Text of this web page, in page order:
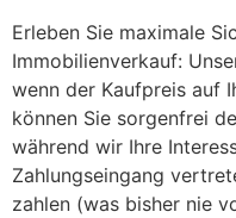
Erleben Sie maximale
Immobilienverkauf:
wenn der Kaufpreis auf
können Sie sorgenfrei
während wir Ihre
Zahlungseingang
zahlen (was bisher nie